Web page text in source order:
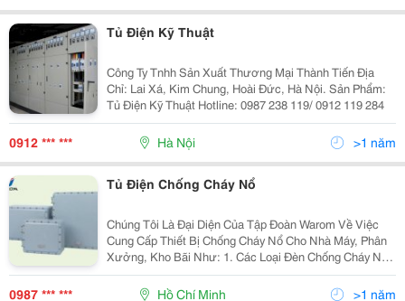
Tủ Điện Kỹ Thuật
Công Ty Tnhh Sản Xuất Thương Mại Thành Tiến Địa
Chỉ: Lai Xá, Kim Chung, Hoài Đức, Hà Nội. Sản Phẩm:
Tủ Điện Kỹ Thuật Hotline: 0987 238 119/ 0912 119 284
0912 *** *** Hà Nội >1 năm
Tủ Điện Chống Cháy Nổ
Chúng Tôi Là Đại Diện Của Tập Đoàn Warom Về Việc
Cung Cấp Thiết Bị Chống Cháy Nổ Cho Nhà Máy, Phân
Xưởng, Kho Bãi Như: 1. Các Loại Đèn Chống Cháy Nổ:
Bay-51, Bay-52; Bad, Bat, Baz, Bsx, Bbj, Bcd 100, Bcd
200, Bcd 250, Bcd 400, Bpy, Bhy/X, Bys, Bhy/Q1
0987 *** *** Hồ Chí Minh >1 năm